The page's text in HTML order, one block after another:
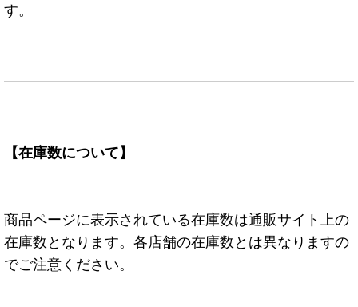
す。
【在庫数について】
商品ページに表示されている在庫数は通販サイト上の
在庫数となります。各店舗の在庫数とは異なりますの
でご注意ください。